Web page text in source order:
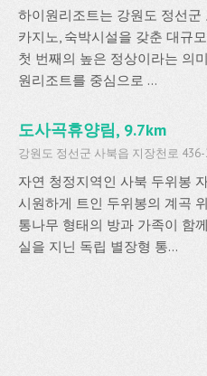
하이원리조트는 강원도 정선군
카지노, 숙박시설을 갖춘 대규
첫 번째의 높은 정상이라는 의
원리조트를 중심으로 ...
도사곡휴양림, 9.7km
강원도 정선군 사북읍 지장천로 436-
자연 청정지역인 사북 두위봉
시원하게 트인 두위봉의 계곡
통나무 형태의 방과 가족이 함
실을 지닌 독립 별장형 통...